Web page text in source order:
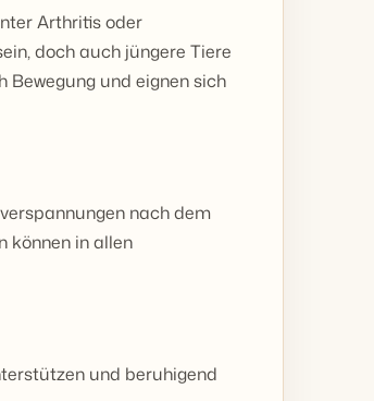
Arthritis oder
doch auch jüngere Tiere
und eignen sich
nach dem
können in allen
und beruhigend